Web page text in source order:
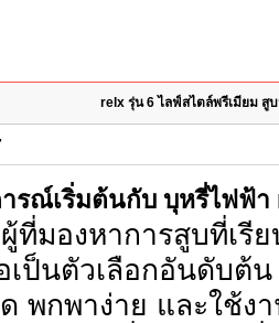
relx รุ่น 6 ไลฟ์สไตล์พรีเมียม สู
รณ์เริ่มต้นกับ บุหรี่ไฟฟ้า
ที่มองหาการสูบที่เรี
เป็นตัวเลือกอันดับต้
พกพาง่าย และใช้ง